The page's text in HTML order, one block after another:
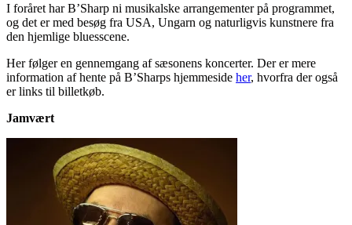
I foråret har B’Sharp ni musikalske arrangementer på programmet,
og det er med besøg fra USA, Ungarn og naturligvis kunstnere fra
den hjemlige bluesscene.
Her følger en gennemgang af sæsonens koncerter. Der er mere
information af hente på B’Sharps hjemmeside her, hvorfra der også
er links til billetkøb.
Jamvært